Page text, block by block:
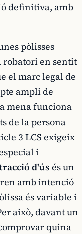
definitiva, amb
pòlisses
en sentit
el marc legal de
ampli de
mena funciona
de la persona
3 LCS exigeix
i
d'úsés un
amb intenció
és variable i
això, davant un
quina